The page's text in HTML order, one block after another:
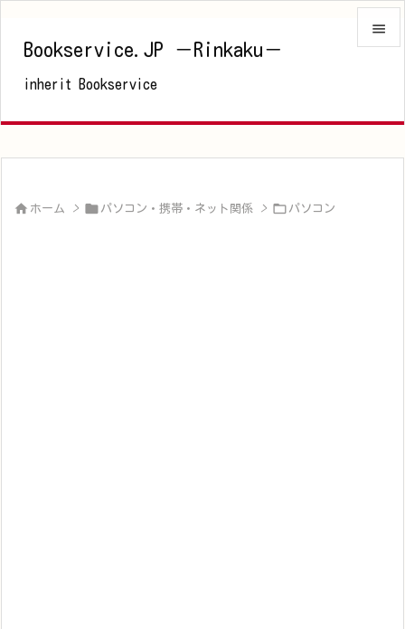
Bookservice.JP －Rinkaku－
inherit Bookservice


 ホーム >  パソコン・携帯・ネット関係 >  パソコン